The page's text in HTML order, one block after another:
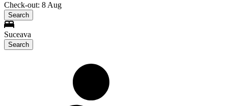
Check-out: 8 Aug
Search
Suceava
Search